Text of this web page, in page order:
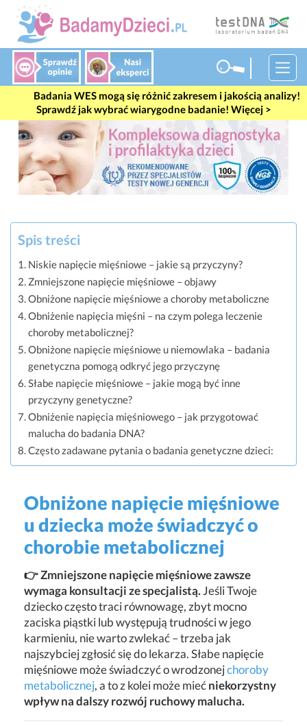
Badania WES mogą się różnić zakresem i jakością analizy!
Sprawdź jak wybrać wiarygodne badanie! Więcej >
Obniżone napięcie mięśniowe
u dziecka może świadczyć o
chorobie metabolicznej
👉 Zmniejszone napięcie mięśniowe zawsze
wymaga konsultacji ze specjalistą.Jeśli Twoje
dziecko często traci równowagę, zbyt mocno
zaciska piąstki lub występują trudności w jego
karmieniu, nie warto zwlekać – trzeba jak
najszybciej zgłosić się do lekarza. Słabe napięcie
mięśniowe może świadczyć o wrodzonejchoroby
metabolicznej, a to z kolei może miećniekorzystny
wpływ na dalszy rozwój ruchowy malucha.
Spis treści
Niskie napięcie mięśniowe – jakie są przyczyny?
Zmniejszone napięcie mięśniowe – objawy
Obniżone napięcie mięśniowe a choroby metaboliczne
Obniżenie napięcia mięśni – na czym polega leczenie
choroby metabolicznej?
Obniżone napięcie mięśniowe u niemowlaka – badania
genetyczna pomogą odkryć jego przyczynę
Słabe napięcie mięśniowe – jakie mogą być inne
przyczyny genetyczne?
Obniżenie napięcia mięśniowego – jak przygotować
malucha do badania DNA?
Często zadawane pytania o badania genetyczne dzieci: